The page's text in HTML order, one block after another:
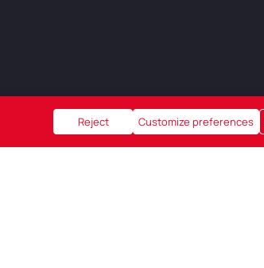
Reject Customize preferences